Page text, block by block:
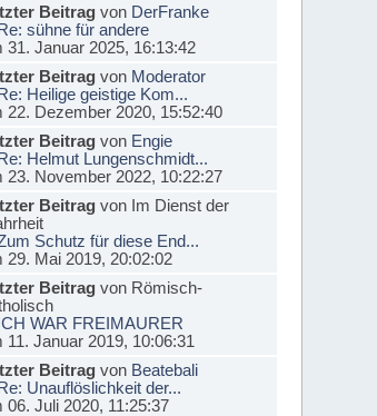
Beitragvon DerFranke
sühne für andere
31. Januar 2025, 16:13:42
Beitragvon Moderator
Heilige geistige Kom...
22. Dezember 2020, 15:52:40
Beitragvon Engie
Helmut Lungenschmidt...
23. November 2022, 10:22:27
Beitragvon Im Dienst der
Schutz für diese End...
29. Mai 2019, 20:02:02
Beitragvon Römisch-
WAR FREIMAURER
11. Januar 2019, 10:06:31
Beitragvon Beatebali
Unauflöslichkeit der...
06. Juli 2020, 11:25:37